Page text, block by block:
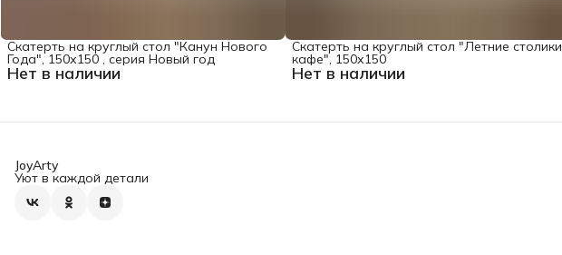
Нет в наличии
Скатерть на круглый стол "Канун Нового
Года", 150х150 , серия Новый год
Нет в наличии
Скатерть на круглый стол "Летние столики
кафе", 150х150
JoyArty
Уют в каждой детали